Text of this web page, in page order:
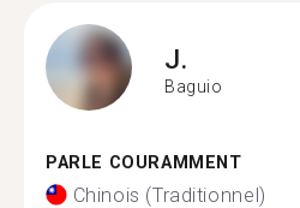
J.
Baguio
PARLE COURAMMENT
Chinois (Traditionnel)